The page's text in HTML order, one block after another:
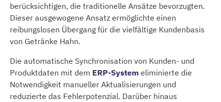
berücksichtigen, die traditionelle Ansätze bevorzugten.
Dieser ausgewogene Ansatz ermöglichte einen
reibungslosen Übergang für die vielfältige Kundenbasis
von Getränke Hahn.
Die automatische Synchronisation von Kunden- und
Produktdaten mit dem ERP-System eliminierte die
Notwendigkeit manueller Aktualisierungen und
reduzierte das Fehlerpotenzial. Darüber hinaus